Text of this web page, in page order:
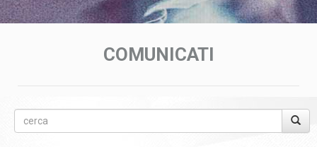
COMUNICATI